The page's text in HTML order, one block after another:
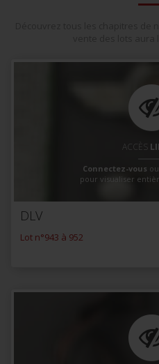
ACCÈS
Connectez-vous ou
pour visualiser
DLV
Lot n°943 à 952